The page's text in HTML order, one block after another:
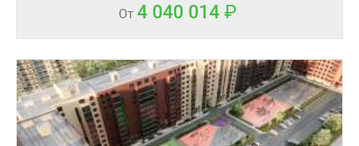
От 4 040 014